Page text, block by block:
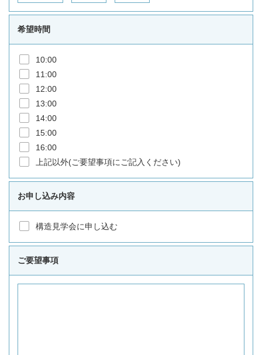
希望時間
10:00
11:00
12:00
13:00
14:00
15:00
16:00
上記以外(ご要望事項にご記入ください)
お申し込み内容
構造見学会に申し込む
ご要望事項